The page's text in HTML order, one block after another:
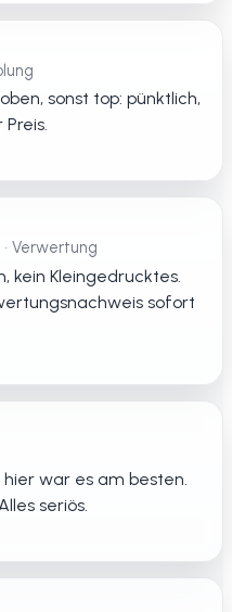
sonst top: pünktlich,
Verwertung
kein Kleingedrucktes.
sofort
war es am besten.
seriös.